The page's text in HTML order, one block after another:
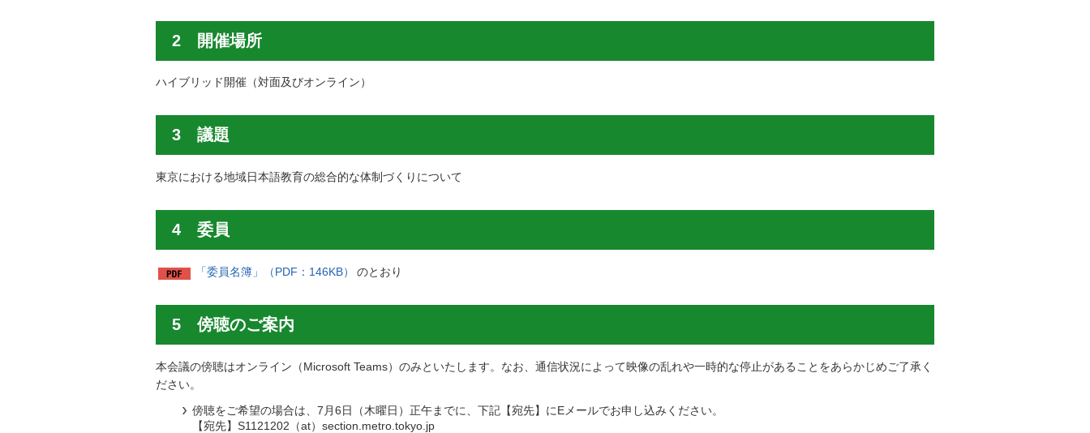
2 開催場所
ハイブリッド開催（対面及びオンライン）
3 議題
東京における地域日本語教育の総合的な体制づくりについて
4 委員
「委員名簿」（PDF：146KB） のとおり
5 傍聴のご案内
本会議の傍聴はオンライン（Microsoft Teams）のみといたします。なお、通信状況によって映像の乱れや一時的な停止があることをあらかじめご了承く
ださい。
傍聴をご希望の場合は、7月6日（木曜日）正午までに、下記【宛先】にEメールでお申し込みください。
【宛先】S1121202（at）section.metro.tokyo.jp